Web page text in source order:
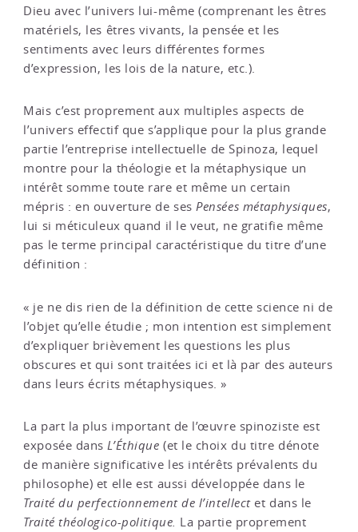
Dieu avec l’univers lui-même (comprenant les êtres
matériels, les êtres vivants, la pensée et les
sentiments avec leurs différentes formes
d’expression, les lois de la nature, etc.).
Mais c’est proprement aux multiples aspects de
l’univers effectif que s’applique pour la plus grande
partie l’entreprise intellectuelle de Spinoza, lequel
montre pour la théologie et la métaphysique un
intérêt somme toute rare et même un certain
mépris : en ouverture de sesPensées métaphysiques,
lui si méticuleux quand il le veut, ne gratifie même
pas le terme principal caractéristique du titre d’une
définition :
« je ne dis rien de la définition de cette science ni de
l’objet qu’elle étudie ; mon intention est simplement
d’expliquer brièvement les questions les plus
obscures et qui sont traitées ici et là par des auteurs
dans leurs écrits métaphysiques. »
La part la plus important de l’œuvre spinoziste est
exposée dansL’Éthique (et le choix du titre dénote
de manière significative les intérêts prévalents du
philosophe) et elle est aussi développée dans le
Traité du perfectionnement de l’intellectet dans le
Traité théologico-politique. La partie proprement